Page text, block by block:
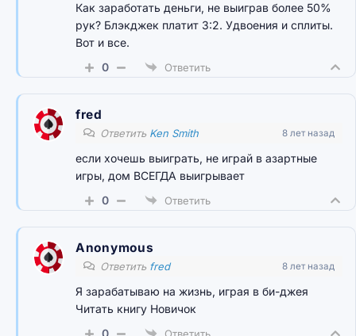
Как заработать деньги, не выиграв более 50%
рук? Блэкджек платит 3:2. Удвоения и сплиты.
Вот и все.
0
Ответить
fred
Ответить Ken Smith 8 лет назад
если хочешь выиграть, не играй в азартные
игры, дом ВСЕГДА выигрывает
0
Ответить
Anonymous
Ответить fred 8 лет назад
Я зарабатываю на жизнь, играя в би-джея
Читать книгу Новичок
0